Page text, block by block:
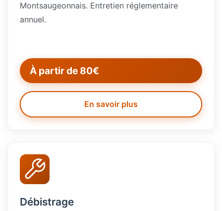
Montsaugeonnais. Entretien réglementaire
annuel.
À partir de 80€
En savoir plus
Débistrage